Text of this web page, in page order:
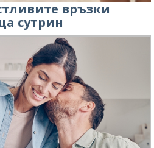
връзки
сутрин